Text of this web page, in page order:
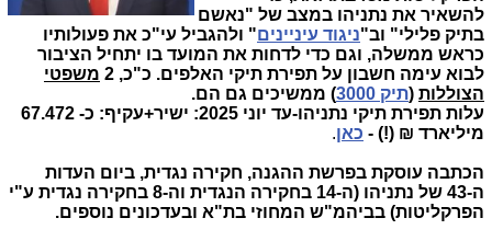
להשאיר את נתניהו במצב של "נאשם
בתיק פלילי" וב"ניגוד עיניינים" ולהגביל עי"כ את פעולותיו
כראש ממשלה, וגם כדי לדחות את המועד בו יתחיל הציבור
לבוא עימה חשבון על תפירת תיקי האלפים. כ"כ, 2
משפטי
הצוללות (תיק 3000
) ממשיכים גם הם.
עלות תפירת תיקי נתניהו-עד יוני 2025: ישיר+עקיף: כ- 67.472
מיליארד ₪ (!) - כאן.
הכתבה עוסקת בפרשת ההגנה, חקירה נגדית, ביום העדות
ה-43 של נתניהו (ה-14 בחקירה הנגדית וה-8 בחקירה נגדית ע"י
הפרקליטות) בביהמ"ש המחוזי בת"א ובעדכונים נוספים.